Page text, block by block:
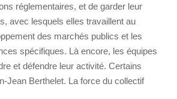
réglementaires, et de garder leur
avec lesquels elles travaillent au
des marchés publics et les
spécifiques. Là encore, les équipes
et défendre leur activité. Certains
Jean Berthelet. La force du collectif